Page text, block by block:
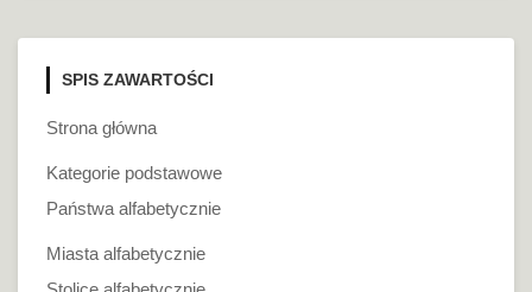
SPIS ZAWARTOŚCI
Strona główna
Kategorie podstawowe
Państwa alfabetycznie
Miasta alfabetycznie